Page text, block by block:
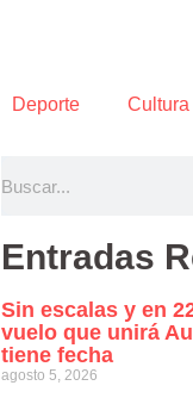
Deporte Cultura
Entradas
Sin escalas y en
vuelo que unirá
tiene fecha
agosto 5, 2026